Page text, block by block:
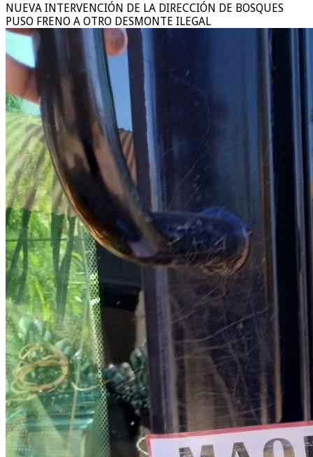
NUEVA INTERVENCIÓN DE LA DIRECCIÓN DE BOSQUES
PUSO FRENO A OTRO DESMONTE ILEGAL